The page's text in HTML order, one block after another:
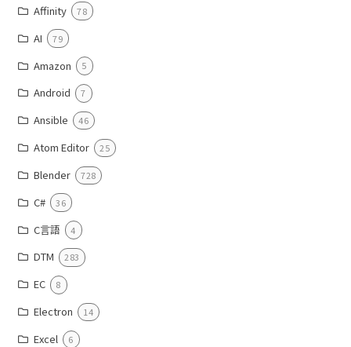
Affinity 78
AI 79
Amazon 5
Android 7
Ansible 46
Atom Editor 25
Blender 728
C# 36
C言語 4
DTM 283
EC 8
Electron 14
Excel 6